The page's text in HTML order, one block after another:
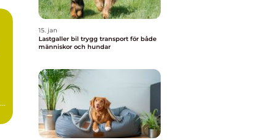
15. jan
Lastgaller bil trygg transport för både
människor och hundar